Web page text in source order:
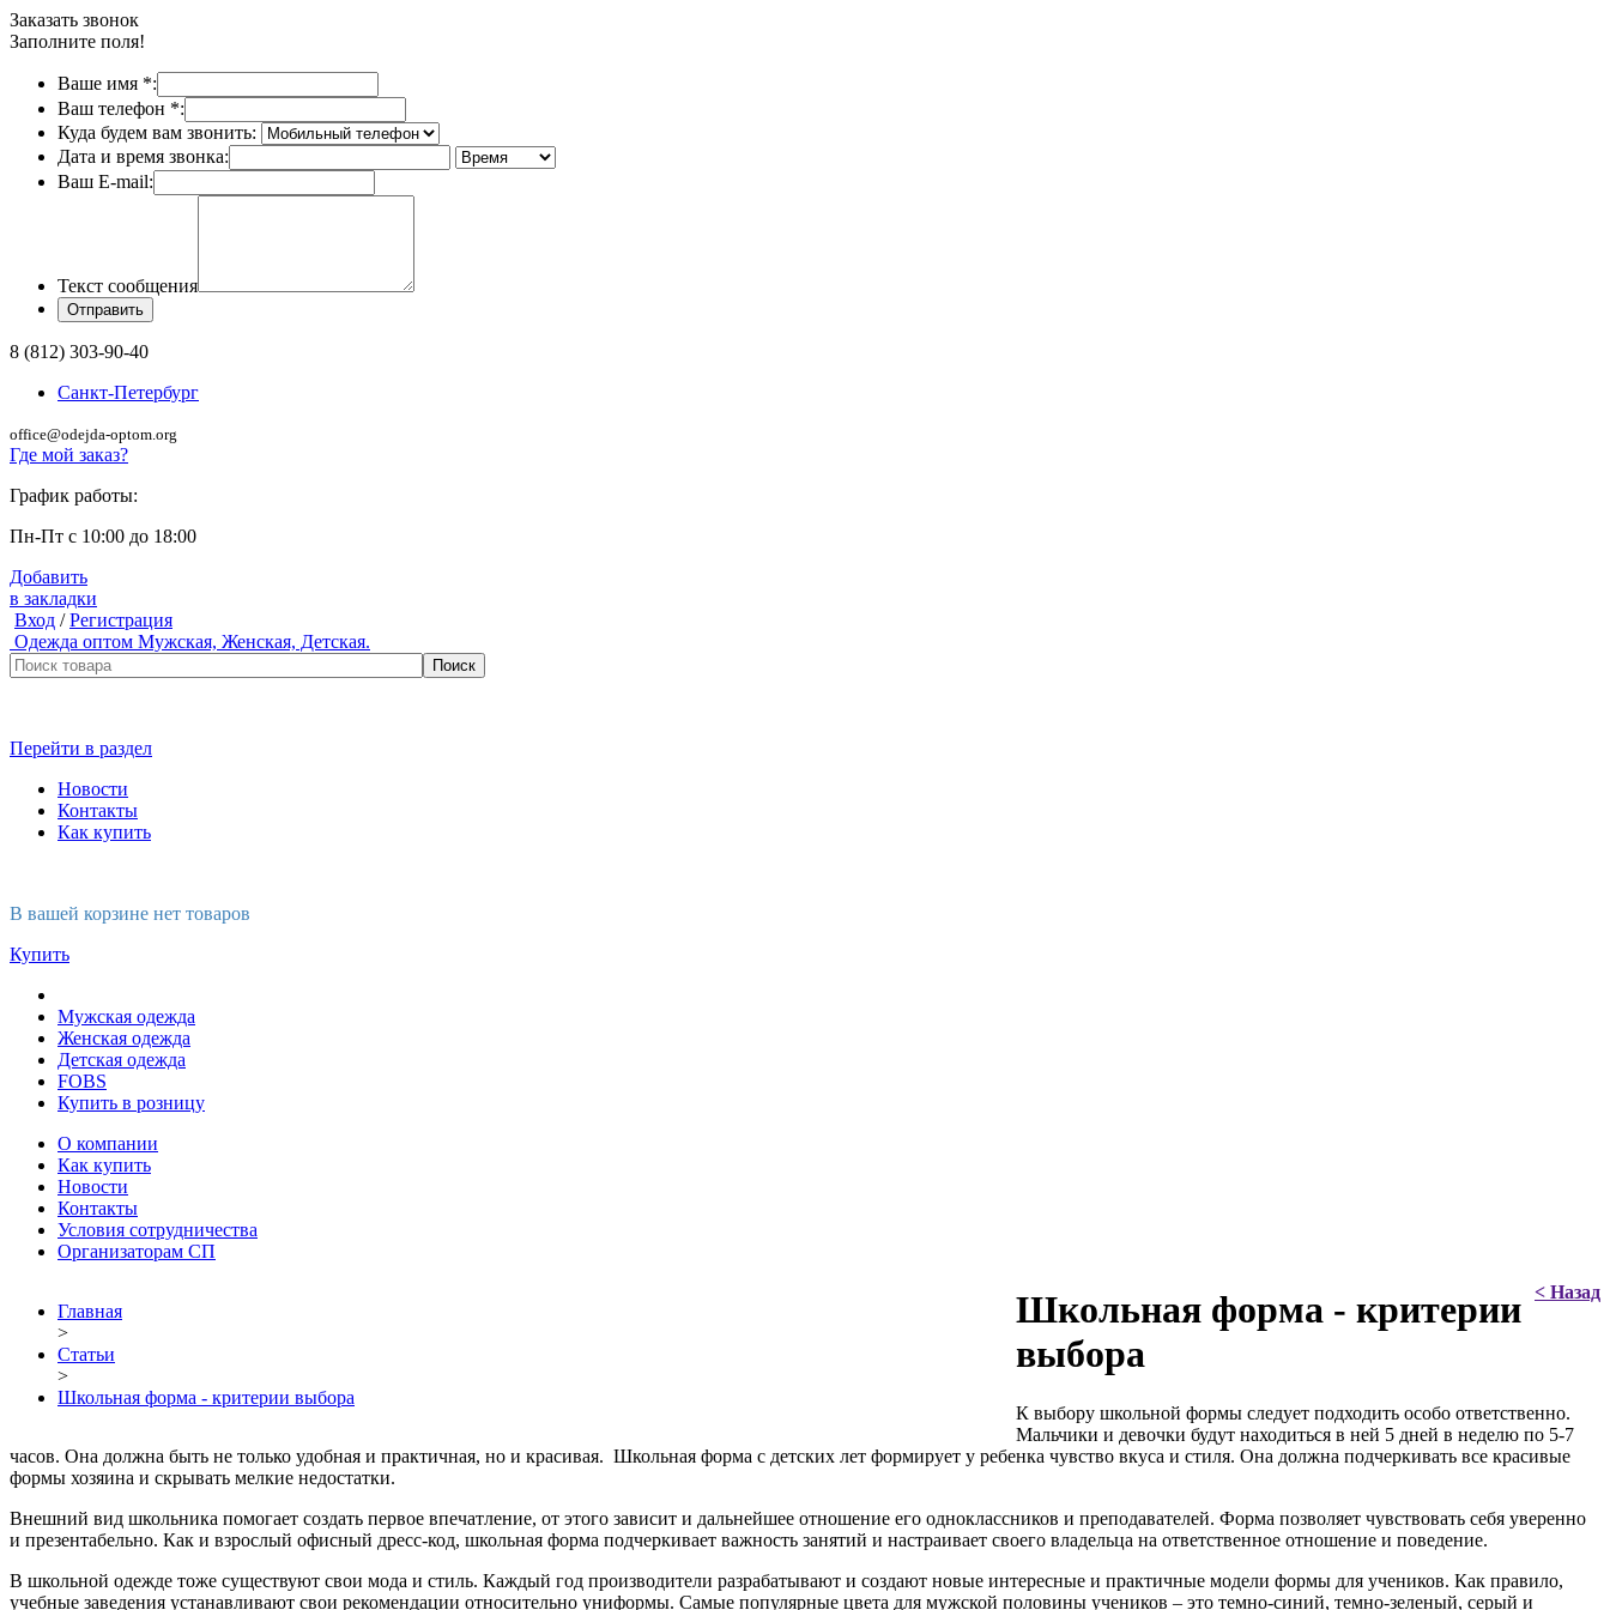
Заказать звонок
Заполните поля!
Ваше имя *:
Ваш телефон *:
Куда будем вам звонить:
Дата и время звонка:
Ваш E-mail:
Текст сообщения
8 (812) 303-90-40
Санкт-Петербург
office@odejda-optom.org
Где мой заказ?
График работы:
Пн-Пт с 10:00 до 18:00
Добавить
в закладки
Вход /Регистрация
Одежда оптом Мужская, Женская, Детская.
Перейти в раздел
Новости
Контакты
Как купить
В вашей корзине нет товаров
Купить
Мужская одежда
Женская одежда
Детская одежда
FOBS
Купить в розницу
О компании
Как купить
Новости
Контакты
Условия сотрудничества
Организаторам СП
Главная
>
Статьи
>
Школьная форма - критерии выбора
< Назад
Школьная форма - критерии
выбора
К выбору школьной формы следует подходить особо ответственно.
Мальчики и девочки будут находиться в ней 5 дней в неделю по 5-7
часов. Она должна быть не только удобная и практичная, но и красивая. Школьная форма с детских лет формирует у ребенка чувство вкуса и стиля. Она должна подчеркивать все красивые
формы хозяина и скрывать мелкие недостатки.
Внешний вид школьника помогает создать первое впечатление, от этого зависит и дальнейшее отношение его одноклассников и преподавателей. Форма позволяет чувствовать себя уверенно
и презентабельно. Как и взрослый офисный дресс-код, школьная форма подчеркивает важность занятий и настраивает своего владельца на ответственное отношение и поведение.
В школьной одежде тоже существуют свои мода и стиль. Каждый год производители разрабатывают и создают новые интересные и практичные модели формы для учеников. Как правило,
учебные заведения устанавливают свои рекомендации относительно униформы. Самые популярные цвета для мужской половины учеников – это темно-синий, темно-зеленый, серый и